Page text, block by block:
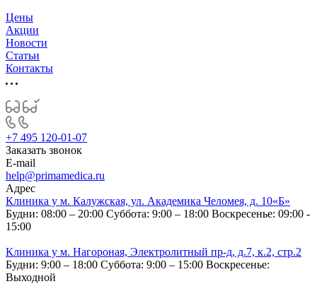
Цены
Акции
Новости
Статьи
Контакты
+7 495 120-01-07
Заказать звонок
E-mail
help@primamedica.ru
Адрес
Клиника у м. Калужская, ул. Академика Челомея, д. 10«Б»
Будни: 08:00 – 20:00 Суббота: 9:00 – 18:00 Воскресенье: 09:00 -
15:00
Клиника у м. Нагороная, Электролитный пр-д, д.7, к.2, стр.2
Будни: 9:00 – 18:00 Суббота: 9:00 – 15:00 Воскресенье:
Выходной